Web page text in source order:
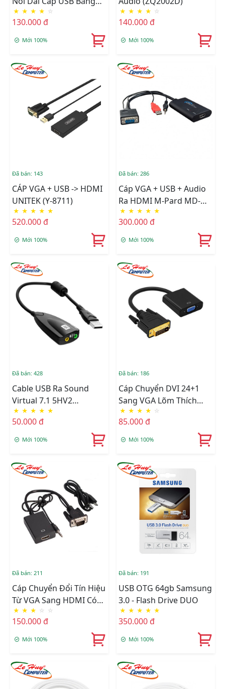
Dây LAN)
★ ★ ★ ★ ☆
130.000 đ
Mới 100%
★ ★ ★ ★ ☆
140.000 đ
Mới 100%
Đã bán: 143
CÁP VGA + USB -> HDMI
UNITEK (Y-8711)
★ ★ ★ ★ ★
520.000 đ
Mới 100%
Đã bán: 286
Cáp VGA + USB + Audio
Ra HDMI M-Pard MD-
008
★ ★ ★ ★ ★
300.000 đ
Mới 100%
Đã bán: 428
Cable USB Ra Sound
Virtual 7.1 5HV2
Surround Sound Cho
Máy Tính
★ ★ ★ ★ ★
50.000 đ
Mới 100%
Đã bán: 186
Cáp Chuyển DVI 24+1
Sang VGA Lõm Thích
Hợp Với Mọi Thiết Bị
★ ★ ★ ★ ☆
85.000 đ
Mới 100%
Đã bán: 211
Cáp Chuyển Đổi Tín Hiệu
Từ VGA Sang HDMI Có
Âm Thanh + Cáp Micro
USB Cấp Nguồn
★ ★ ★ ☆ ☆
150.000 đ
Mới 100%
Đã bán: 191
USB OTG 64gb Samsung
3.0 - Flash Drive DUO
★ ★ ★ ★ ★
350.000 đ
Mới 100%